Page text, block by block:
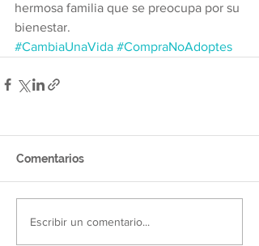
hermosa familia que se preocupa por su
bienestar.
#CambiaUnaVida #CompraNoAdoptes
Comentarios
Escribir un comentario...